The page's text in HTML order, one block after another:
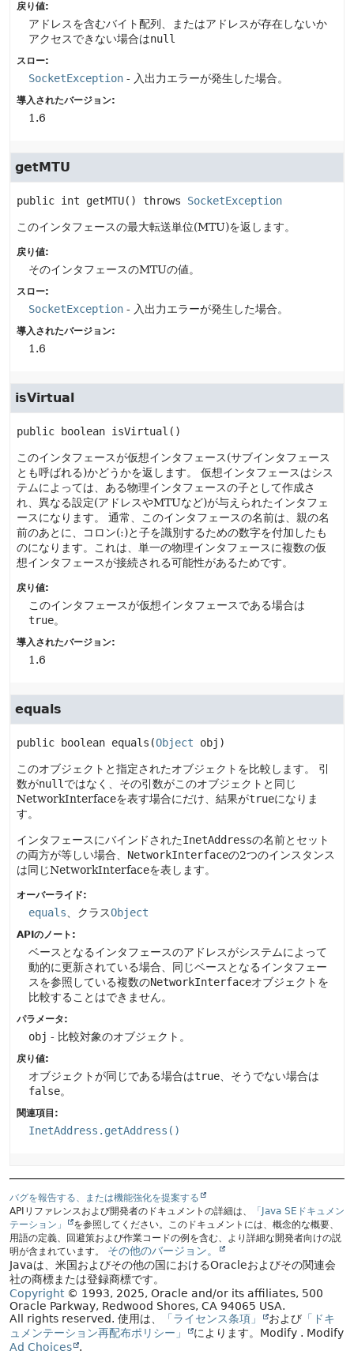
戻り値:
アドレスを含むバイト配列、またはアドレスが存在しないか
アクセスできない場合はnull
スロー:
SocketException - 入出力エラーが発生した場合。
導入されたバージョン:
1.6
getMTU
public int getMTU() throws SocketException
このインタフェースの最大転送単位(MTU)を返します。
戻り値:
そのインタフェースのMTUの値。
スロー:
SocketException - 入出力エラーが発生した場合。
導入されたバージョン:
1.6
isVirtual
public boolean isVirtual ()
このインタフェースが仮想インタフェース(サブインタフェース
とも呼ばれる)かどうかを返します。
仮想インタフェースはシス
テムによっては、ある物理インタフェースの子として作成さ
れ、異なる設定(アドレスやMTUなど)が与えられたインタフェ
ースになります。
通常、このインタフェースの名前は、親の名
前のあとに、コロン(:)と子を識別するための数字を付加したも
のになります。これは、単一の物理インタフェースに複数の仮
想インタフェースが接続される可能性があるためです。
戻り値:
このインタフェースが仮想インタフェースである場合は
true。
導入されたバージョン:
1.6
equals
public boolean equals (Object obj)
このオブジェクトと指定されたオブジェクトを比較します。
引
数がnull ではなく、その引数がこのオブジェクトと同じ
NetworkInterfaceを表す場合にだけ、結果がtrueになりま
す。
インタフェースにバインドされたInetAddressの名前とセット
の両方が等しい場合、 NetworkInterfaceの2つのインスタンス
は同じNetworkInterfaceを表します。
オーバーライド:
equals 、クラスObject
APIのノート:
ベースとなるインタフェースのアドレスがシステムによって
動的に更新されている場合、同じベースとなるインタフェー
スを参照している複数のNetworkInterfaceオブジェクトを
比較することはできません。
パラメータ:
obj - 比較対象のオブジェクト。
戻り値:
オブジェクトが同じである場合はtrue 、そうでない場合は
false。
関連項目:
InetAddress.getAddress()
バグを報告する、または機能強化を提案する
APIリファレンスおよび開発者のドキュメントの詳細は、
「Java SEドキュメン
テーション」
を参照してください。このドキュメントには、概念的な概要、
用語の定義、回避策および作業コードの例を含む、より詳細な開発者向けの説
明が含まれています。
その他のバージョン。
Javaは、米国およびその他の国におけるOracleおよびその関連会
社の商標または登録商標です。
Copyright© 1993, 2025, Oracle and/or its affiliates, 500
Oracle Parkway, Redwood Shores, CA 94065 USA.
All rights reserved. 使用は、 「ライセンス条項」 および 「ドキ
ュメンテーション再配布ポリシー」
によります。 Modify . Modify
Ad Choices
.